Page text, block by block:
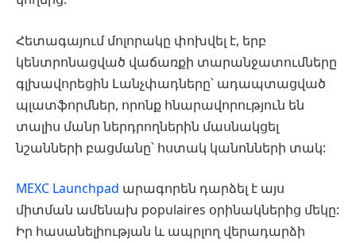
Հետագայում մոլորակը փոխվել է, երբ
կենտրոնացված վաճառքի տարանջատումները
գլխավորեցին Լանչփադները՝ ադապտացված
պլատֆորմներ, որոնք հնարավորություն են
տալիս մանր ներդրողներին մասնակցել
նշանների բացմանը՝ հստակ կանոնների տակ:
MEXC Launchpad արագորեն դարձել է այս
միտման ամենախ populaires օրինակներից մեկը:
Իր հասանելիության և ապրլող վերադարձի